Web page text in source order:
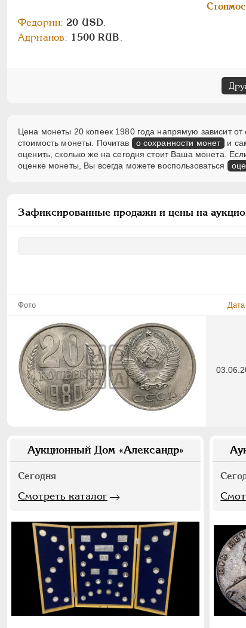
Федорин: 20 USD
Адрианов: 1500 RUB
Цена монеты 20 копеек 1980 года напрямую зависит
стоимость монеты. Почитав
о сохранности монет
и
оценить, сколько же на сегодня стоит Ваша монета.
оценке монеты, Вы всегда можете воспользоваться
Зафиксированные продажи и цены на
Фото Дата
Аукционный Дом «Александр»
Сегодня
Смотреть каталог